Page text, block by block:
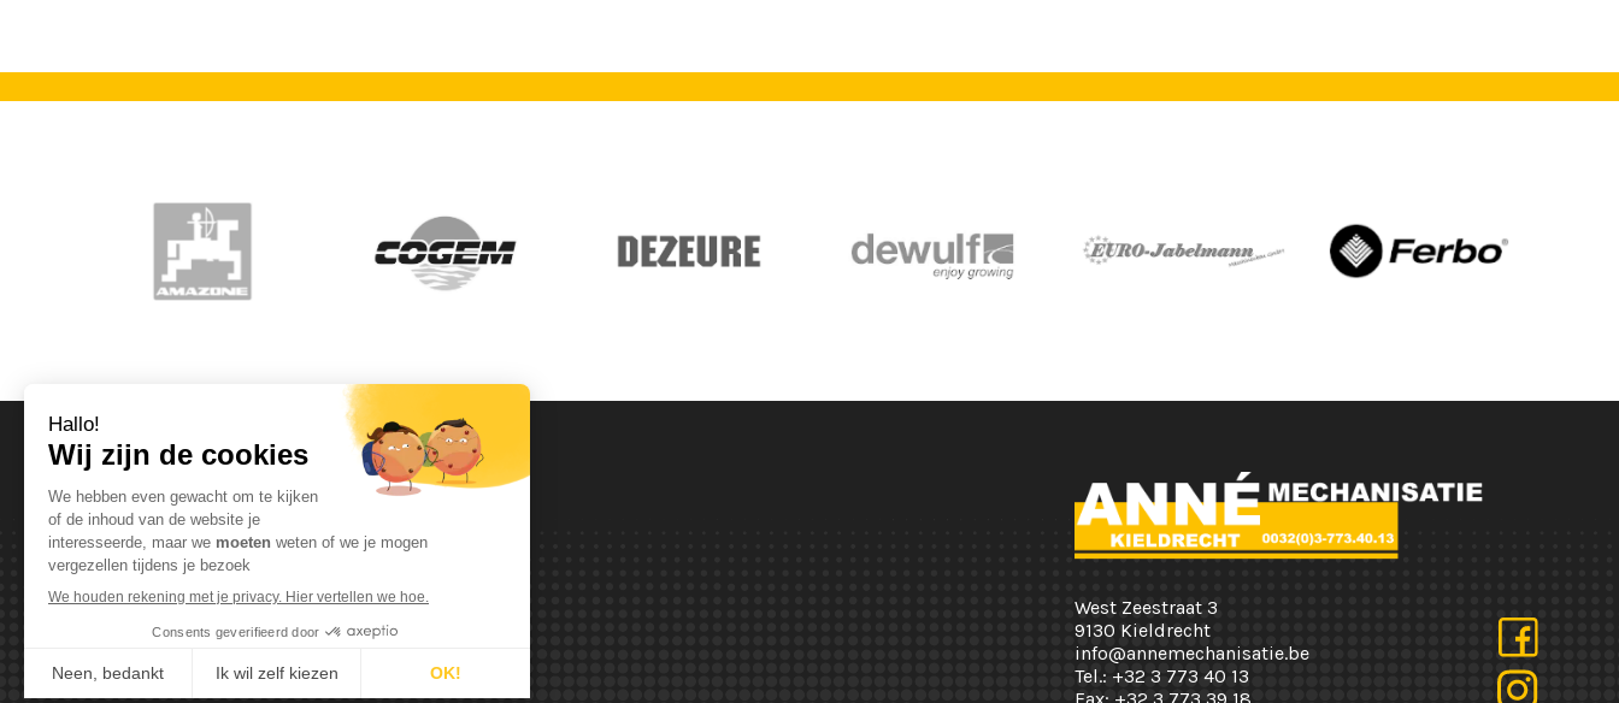
OPENINGSUREN
Maandag T.E.M. Vrijdag :
Van 08:00 tot 12:00 en van 13:00 tot 17:30
Zaterdag :
Gesloten
West Zeestraat 3
9130 Kieldrecht
info@annemechanisatie.be
Tel.: +32 3 773 40 13